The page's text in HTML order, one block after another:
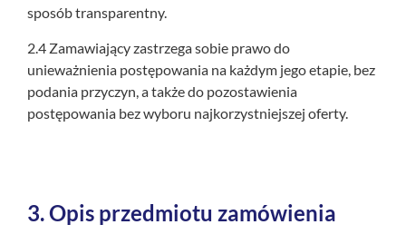
sposób transparentny.
2.4 Zamawiający zastrzega sobie prawo do
unieważnienia postępowania na każdym jego etapie, bez
podania przyczyn, a także do pozostawienia
postępowania bez wyboru najkorzystniejszej oferty.
3.Opis przedmiotu zamówienia